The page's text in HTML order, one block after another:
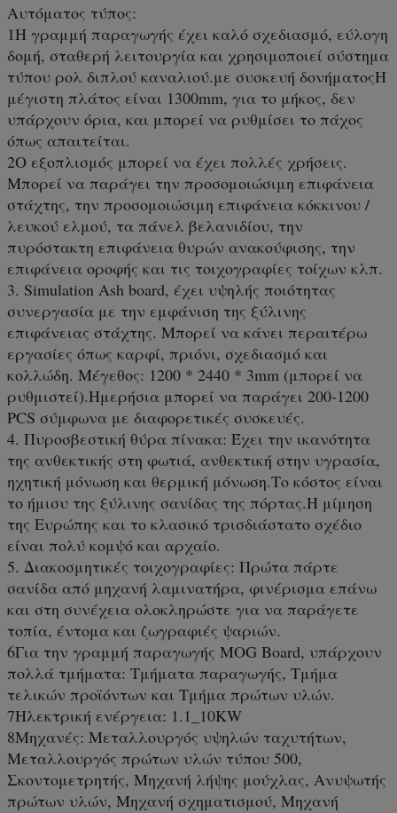
Αυτόματος τύπος:
1Η γραμμή παραγωγής έχει καλό σχεδιασμό, εύλογη
δομή, σταθερή λειτουργία και χρησιμοποιεί σύστημα
τύπου ρολ διπλού καναλιού.με συσκευή δονήματοςΗ
μέγιστη πλάτος είναι 1300mm, για το μήκος, δεν
υπάρχουν όρια, και μπορεί να ρυθμίσει το πάχος
όπως απαιτείται.
2Ο εξοπλισμός μπορεί να έχει πολλές χρήσεις.
Μπορεί να παράγει την προσομοιώσιμη επιφάνεια
στάχτης, την προσομοιώσιμη επιφάνεια κόκκινου /
λευκού ελμού, τα πάνελ βελανιδίου, την
πυρόστακτη επιφάνεια θυρών ανακούφισης, την
επιφάνεια οροφής και τις τοιχογραφίες τοίχων κλπ.
3. Simulation Ash board, έχει υψηλής ποιότητας
συνεργασία με την εμφάνιση της ξύλινης
επιφάνειας στάχτης. Μπορεί να κάνει περαιτέρω
εργασίες όπως καρφί, πριόνι, σχεδιασμό και
κολλώδη. Μέγεθος: 1200 * 2440 * 3mm (μπορεί να
ρυθμιστεί).Ημερήσια μπορεί να παράγει 200-1200
PCS σύμφωνα με διαφορετικές συσκευές.
4. Πυροσβεστική θύρα πίνακα: Έχει την ικανότητα
της ανθεκτικής στη φωτιά, ανθεκτική στην υγρασία,
ηχητική μόνωση και θερμική μόνωση.Το κόστος είναι
το ήμισυ της ξύλινης σανίδας της πόρτας.Η μίμηση
της Ευρώπης και το κλασικό τρισδιάστατο σχέδιο
είναι πολύ κομψό και αρχαίο.
5. Διακοσμητικές τοιχογραφίες: Πρώτα πάρτε
σανίδα από μηχανή λαμινατήρα, φινέρισμα επάνω
και στη συνέχεια ολοκληρώστε για να παράγετε
τοπία, έντομα και ζωγραφιές ψαριών.
6Για την γραμμή παραγωγής MOG Board, υπάρχουν
πολλά τμήματα: Τμήματα παραγωγής, Τμήμα
τελικών προϊόντων και Τμήμα πρώτων υλών.
7Ηλεκτρική ενέργεια: 1.1_10KW
8Μηχανές: Μεταλλουργός υψηλών ταχυτήτων,
Μεταλλουργός πρώτων υλών τύπου 500,
Σκοντομετρητής, Μηχανή λήψης μούχλας, Ανυψωτής
πρώτων υλών, Μηχανή σχηματισμού, Μηχανή